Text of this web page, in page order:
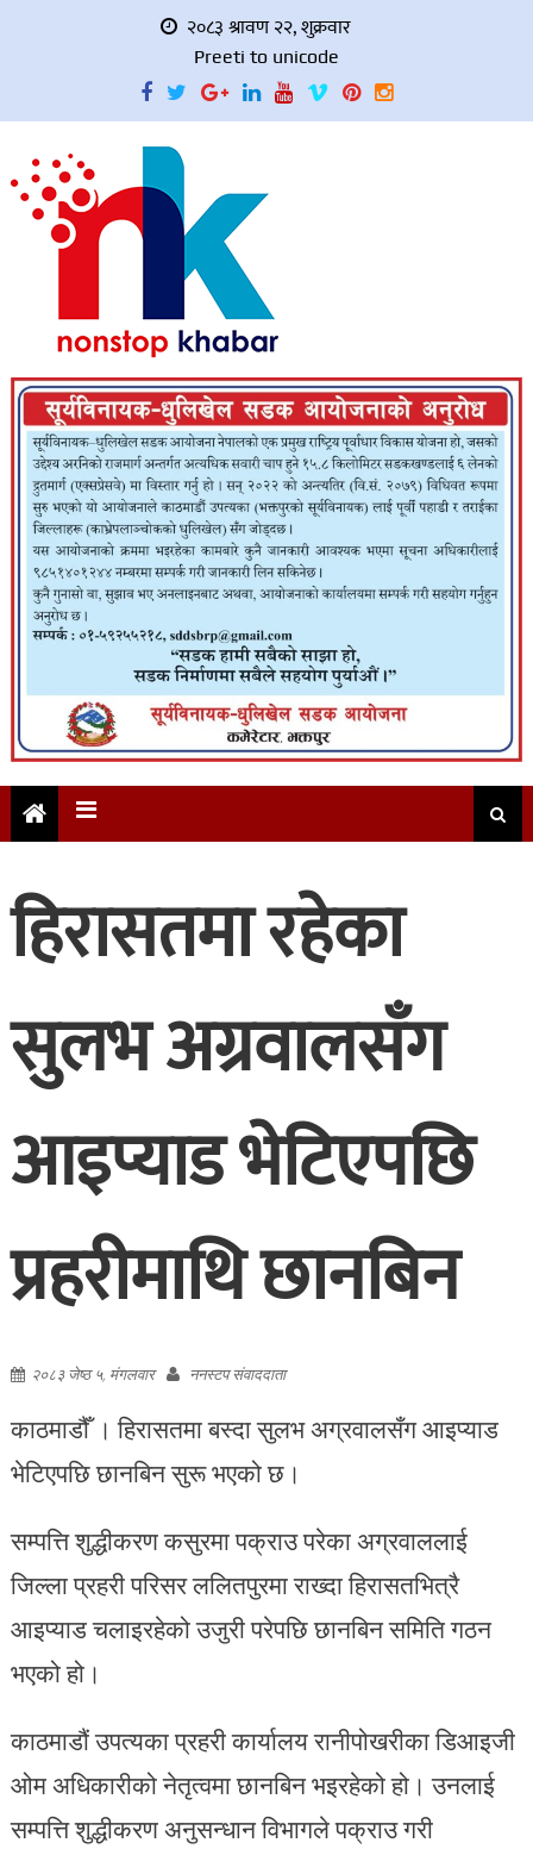
२०८३ श्रावण २२, शुक्रवार
Preeti to unicode
हिरासतमा रहेका
सुलभ अग्रवालसँग
आइप्याड भेटिएपछि
प्रहरीमाथि छानबिन
२०८३ जेष्ठ ५, मंगलवार ननस्टप संवाददाता
काठमाडौँ । हिरासतमा बस्दा सुलभ अग्रवालसँग आइप्याड
भेटिएपछि छानबिन सुरू भएको छ।
सम्पत्ति शुद्धीकरण कसुरमा पक्राउ परेका अग्रवाललाई
जिल्ला प्रहरी परिसर ललितपुरमा राख्दा हिरासतभित्रै
आइप्याड चलाइरहेको उजुरी परेपछि छानबिन समिति गठन
भएको हो।
काठमाडौं उपत्यका प्रहरी कार्यालय रानीपोखरीका डिआइजी
ओम अधिकारीको नेतृत्वमा छानबिन भइरहेको हो। उनलाई
सम्पत्ति शुद्धीकरण अनुसन्धान विभागले पक्राउ गरी